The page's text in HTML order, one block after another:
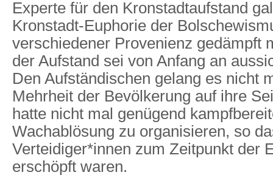
Experte für den Kronstadtaufstand
Kronstadt-Euphorie der
verschiedener Provenienz gedämpft
der Aufstand sei von Anfang an
Den Aufständischen gelang es nicht
Mehrheit der Bevölkerung auf ihre
hatte nicht mal genügend
Wachablösung zu organisieren, so
Verteidiger*innen zum Zeitpunkt der
erschöpft waren.